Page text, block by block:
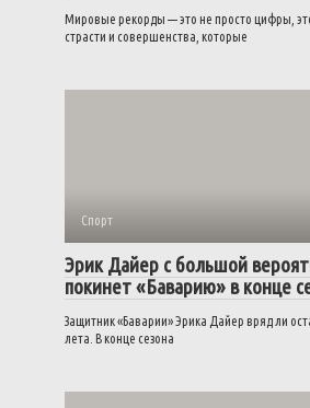
Мировые рекорды — это не просто цифры,
страсти и совершенства, которые
Спорт
Эрик Дайер с большой
покинет «Баварию» в конце
Защитник «Баварии» Эрика Дайер вряд ли
лета. В конце сезона